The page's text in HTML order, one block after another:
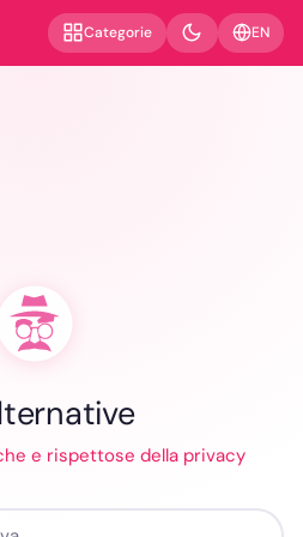
Categorie EN
e rispettose della privacy